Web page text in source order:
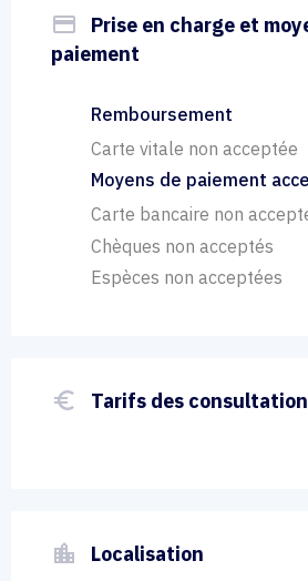
payment
Prise en charge et
paiement
Remboursement
Carte vitale non acceptée
Moyens de paiement
Carte bancaire non
Chèques non acceptés
Espèces non acceptées
euro_symbol Tarifs des
location_city Localisation